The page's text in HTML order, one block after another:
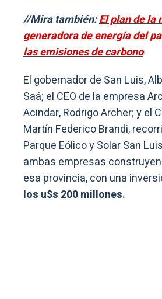
//Mira también:El plan de la
generadora de energía del
las emisiones de carbono
El gobernador de San Luis,
Saá; el CEO de la empresa
Acindar, Rodrigo Archer; y el
Martín Federico Brandi,
Parque Eólico y Solar San
ambas empresas
esa provincia, con una
los u$s 200 millones.